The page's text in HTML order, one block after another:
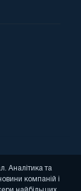
Аналітика та
компаній і